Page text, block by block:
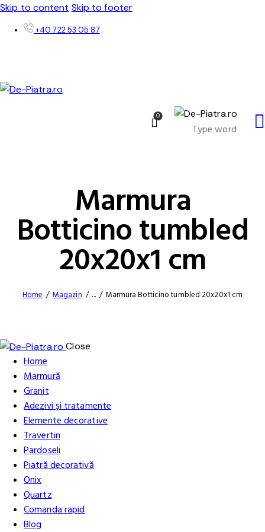
Skip to content Skip to footer
+40 722 53 05 87
0
Marmura
Botticino tumbled
20x20x1 cm
Home Magazin ... Marmura Botticino tumbled 20x20x1 cm
Close
Home
Marmură
Granit
Adezivi și tratamente
Elemente decorative
Travertin
Pardoseli
Piatră decorativă
Onix
Quartz
Comanda rapid
Blog